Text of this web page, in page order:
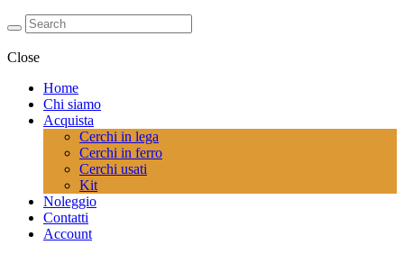
Close
Home
Chi siamo
Acquista
Cerchi in lega
Cerchi in ferro
Cerchi usati
Kit
Noleggio
Contatti
Account